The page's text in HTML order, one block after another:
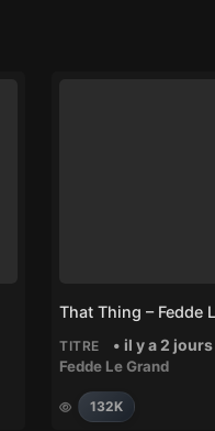
TITRE • il y a 2 jours
Fedde Le Grand
132K